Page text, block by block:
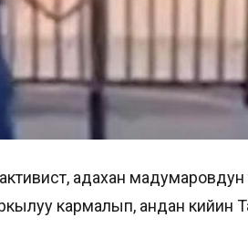
адахан
кармалып, андан кийин